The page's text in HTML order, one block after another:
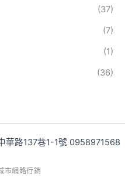
(37)
(7)
(1)
(36)
華路137巷1-1號 0958971568
市網路行銷